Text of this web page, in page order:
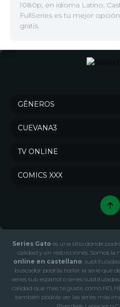
1080p, en idioma Latino,
FullSeries es tu mejor
gratis.
GÉNEROS
Action & Adventure
Series de Música
Series de Talk
Series de Western
CUEVANA3
TV ONLINE
COMICS XXX
Series Gato es una sitio donde
calidad y sin restricciones. Somos la
online en castellano,
buscador podrás hallar la serie que
series sub español o series
calidad que más te guste, como HD,
también podrás ver las series más